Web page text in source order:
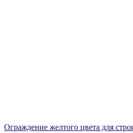
Ограждение желтого цвета для